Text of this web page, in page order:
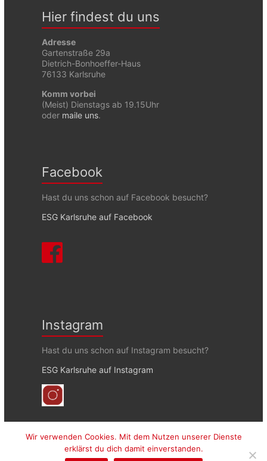
Hier findest du uns
Adresse
Gartenstraße 29a
Dietrich-Bonhoeffer-Haus
76133 Karlsruhe
Komm vorbei
(Meist) Dienstags ab 19.15Uhr
oder maile uns.
Facebook
Hast du uns schon auf Facebook besucht?
ESG Karlsruhe auf Facebook
Instagram
Hast du uns schon auf Instagram besucht?
ESG Karlsruhe auf Instagram
Wir verwenden Cookies. Mit dem Nutzen unserer Dienste
erklärst du dich damit einverstanden.